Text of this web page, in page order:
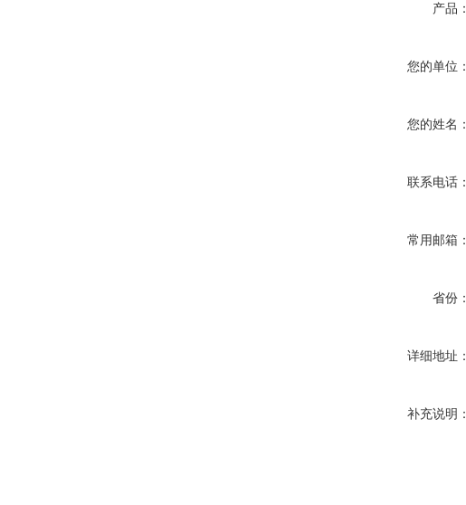
产品：
您的单位：
您的姓名：
联系电话：
常用邮箱：
省份：
详细地址：
补充说明：